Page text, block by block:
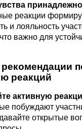
реакции
и лояльность
важно для
реакций
активную
побуждают
открытые